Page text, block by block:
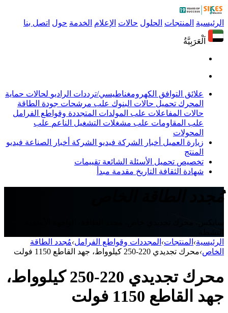
الرئيسية المنتجات الحلول حالات الإعلام الخدمة حول اتصل بنا
اَلْعَرَبِيَّةُ
علائق التوافق الكهرومغناطيسي/ترددات الراديو لحالات حماية
المحرك تحميل حالات البنوك علب مرشحات جودة الطاقة
حالات المفاعلات علب المولدات المتجددة وقواطع الفرامل
علب المقاومات علب مشغلات التشغيل الناعم علب
المحولات
زيارة العميل أخبار الشركة فيديو الشركة أخبار الصناعة فيديو
المنتج
تخصيص تحميل الأسئلة الشائعة تقييمات
شهادة الثقافة التاريخ مقدمة مبدأ
الرئيسية› المنتجات› المجددات وقواطع الفرامل›مُجدد الطاقة
الخاص›محرك تجديدي 220-250 كيلوواط، جهد القاطع 1150 فولت
محرك تجديدي 220-250 كيلوواط،
جهد القاطع 1150 فولت